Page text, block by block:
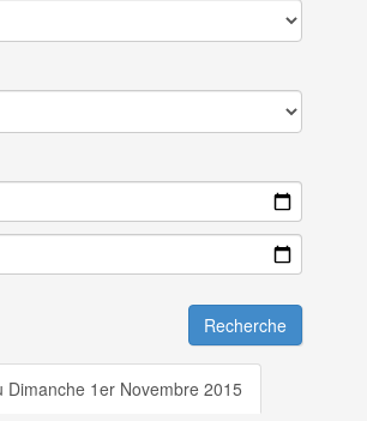
Recherche
Dimanche 1er Novembre 2015